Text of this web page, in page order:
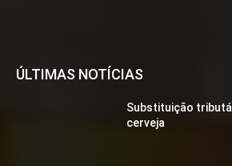
ÚLTIMAS NOTÍCIAS
Substituição
cerveja